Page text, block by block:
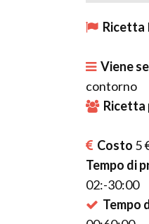
Ricetta
Viene
contorno
Ricetta
Costo 5
Tempo di
02:-30:00
Tempo